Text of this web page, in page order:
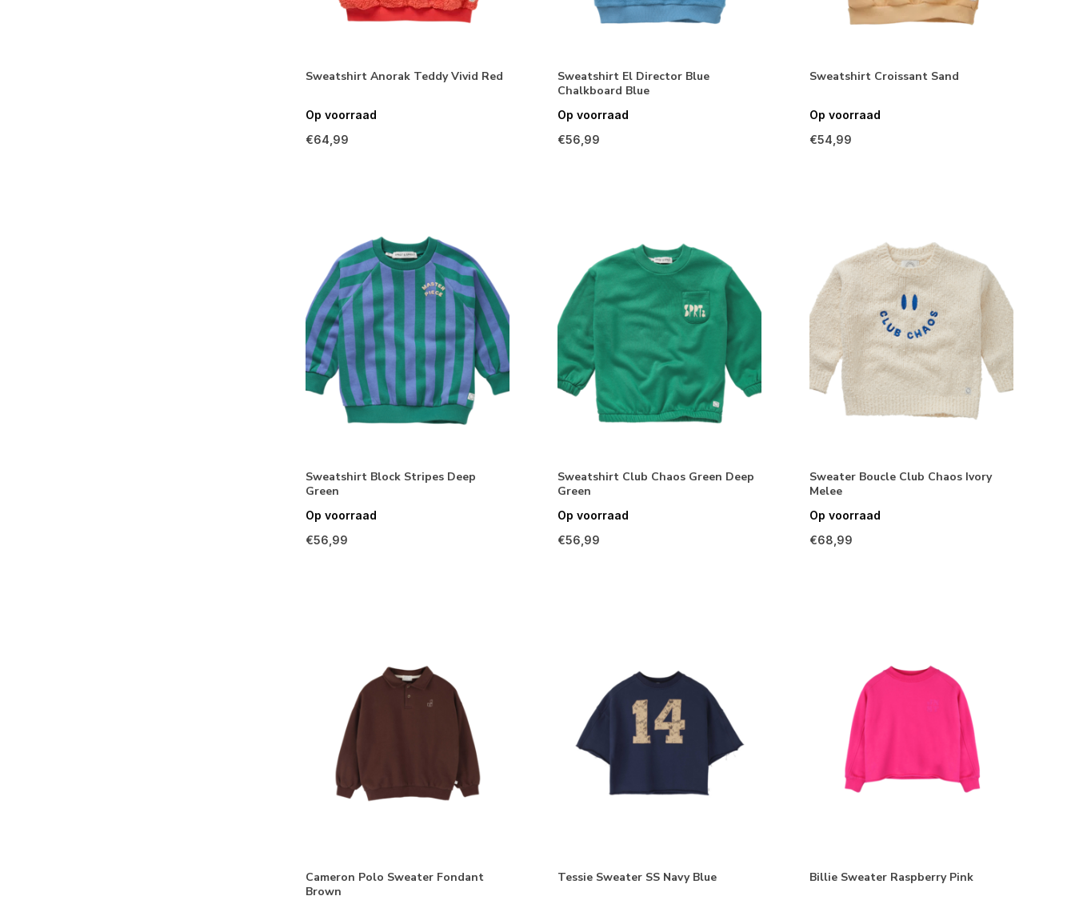
Sweatshirt Anorak Teddy Vivid Red
Op voorraad
€64,99
Sweatshirt El Director Blue
Chalkboard Blue
Op voorraad
€56,99
Sweatshirt Croissant Sand
Op voorraad
€54,99
Sweatshirt Block Stripes Deep
Green
Op voorraad
€56,99
Sweatshirt Club Chaos Green Deep
Green
Op voorraad
€56,99
Sweater Boucle Club Chaos Ivory
Melee
Op voorraad
€68,99
Cameron Polo Sweater Fondant
Brown
Tessie Sweater SS Navy Blue Billie Sweater Raspberry Pink